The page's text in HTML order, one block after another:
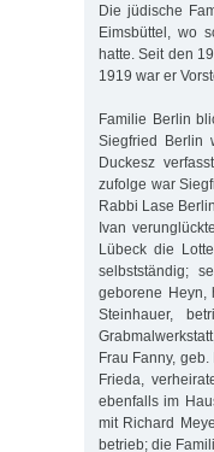
Die jüdische
Eimsbüttel, wo
hatte. Seit den
1919 war er
Familie Berlin
Siegfried Berlin
Duckesz
zufolge war
Rabbi Lase
Ivan
Lübeck die
selbstständig;
geborene Heyn,
Steinhauer,
Frau Fanny,
Frieda,
ebenfalls im
mit Richard
betrieb; die